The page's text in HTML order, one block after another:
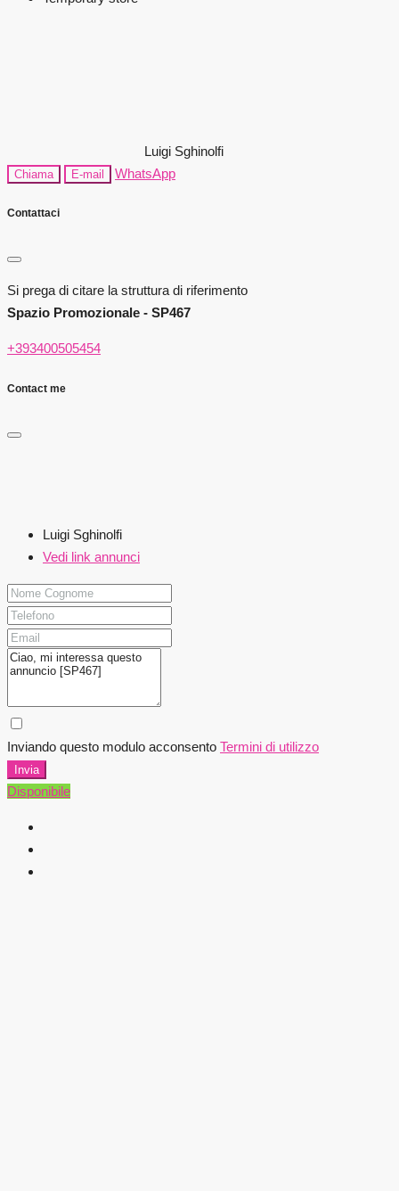
Luigi Sghinolfi
Chiama E-mail WhatsApp
Contattaci
Si prega di citare la struttura di riferimento
Spazio Promozionale - SP467
+393400505454
Contact me
Luigi Sghinolfi
Vedi link annunci
Inviando questo modulo acconsento Termini di utilizzo
Invia
Disponibile